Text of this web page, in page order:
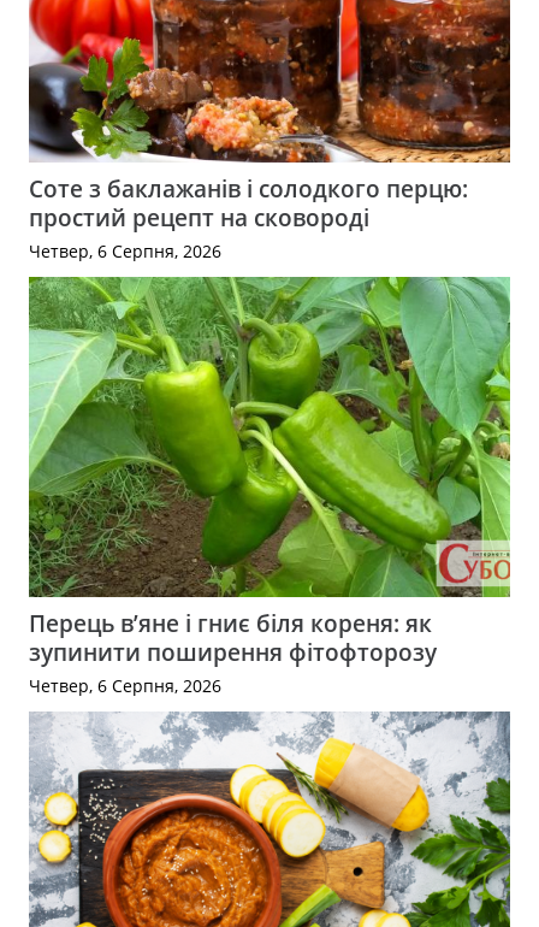
Соте з баклажанів і солодкого перцю:
простий рецепт на сковороді
Четвер, 6 Серпня, 2026
Перець в’яне і гниє біля кореня: як
зупинити поширення фітофторозу
Четвер, 6 Серпня, 2026